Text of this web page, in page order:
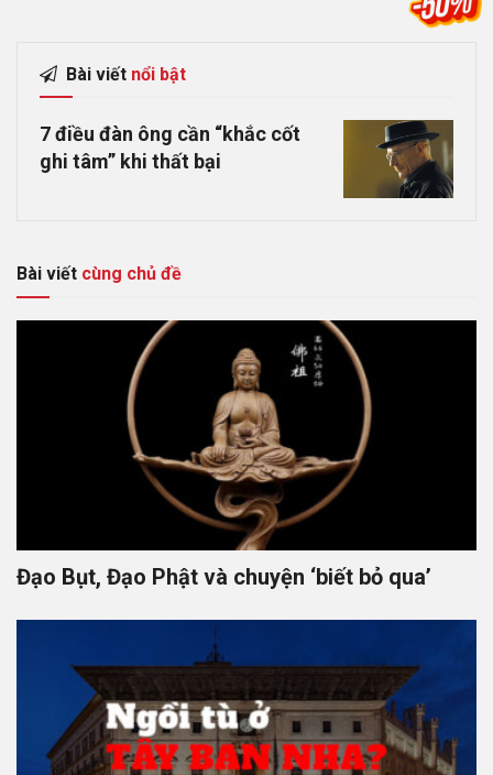
Bài viết nổi bật
7 điều đàn ông cần “khắc cốt
ghi tâm” khi thất bại
Bài viết cùng chủ đề
Đạo Bụt, Đạo Phật và chuyện ‘biết bỏ qua’